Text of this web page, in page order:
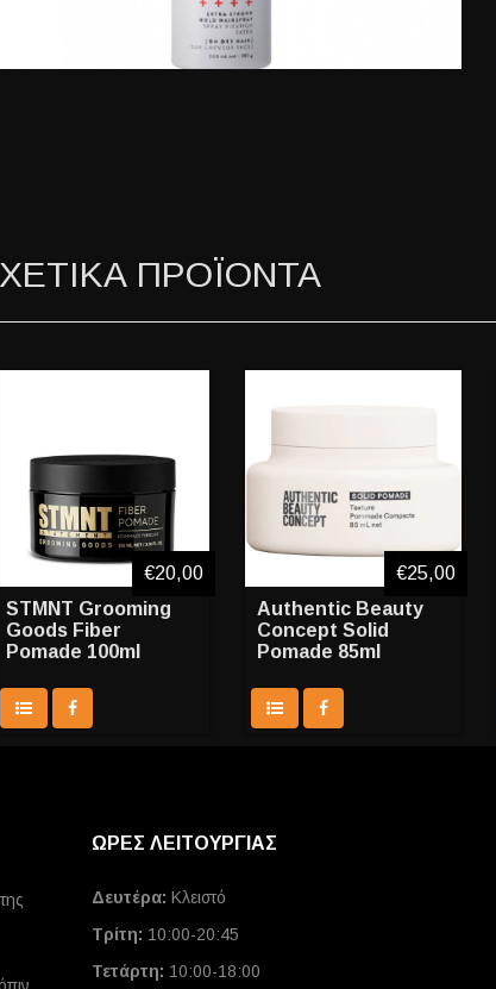
ΠΡΟΪΟΝΤΑ
STMNT Grooming
Goods Fiber
Pomade 100ml
€20,00
Authentic Beauty
Concept Solid
Pomade 85ml
€25,00
ΩΡΕΣ ΛΕΙΤΟΥΡΓΙΑΣ
Δευτέρα: Κλειστό
Τρίτη: 10:00-20:45
Τετάρτη: 10:00-18:00